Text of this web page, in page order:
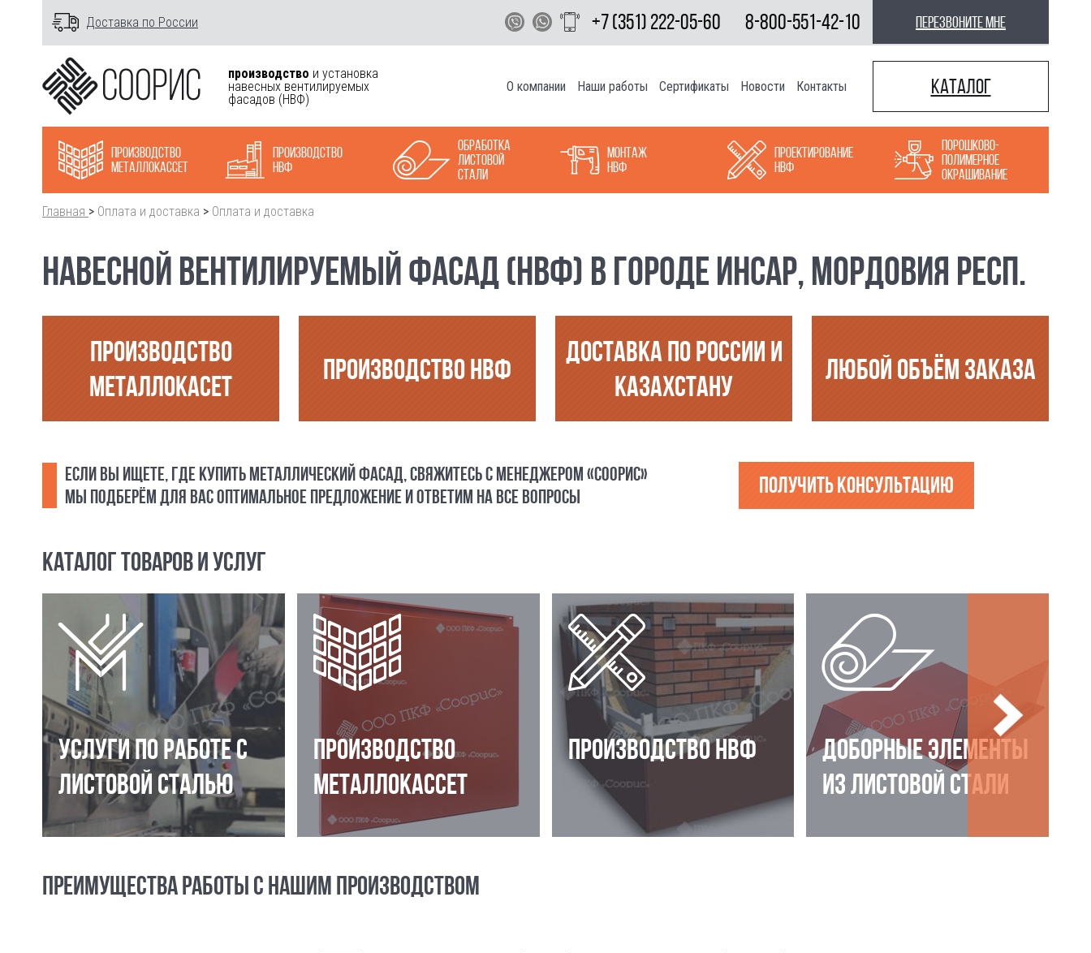
Доставка по России +7 (351) 222-05-60 8-800-551-42-10 перезвоните мне
производство и установка
навесных вентилируемых
фасадов (НВФ)
О компании Наши работы Сертификаты Новости Контакты Каталог
Производство
металлокасcет
Производство
НВФ
Обработка
листовой
стали
Монтаж
НВФ
Проектирование
НВФ
Порошково-
полимерное
окрашивание
Главная > Оплата и доставка > Оплата и доставка
НАВЕСНОЙ ВЕНТИЛИРУЕМЫЙ ФАСАД (НВФ) В ГОРОДЕ ИНСАР, МОРДОВИЯ РЕСП.
ПРОИЗВОДСТВО
МЕТАЛЛОКАСЕТ
ПРОИЗВОДСТВО НВФ
ДОСТАВКА ПО РОССИИ И
КАЗАХСТАНУ
ЛЮБОЙ ОБЪЁМ ЗАКАЗА
ЕСЛИ ВЫ ИЩЕТЕ, ГДЕ КУПИТЬ МЕТАЛЛИЧЕСКИЙ ФАСАД, СВЯЖИТЕСЬ С МЕНЕДЖЕРОМ «СООРИС»
МЫ ПОДБЕРЁМ ДЛЯ ВАС ОПТИМАЛЬНОЕ ПРЕДЛОЖЕНИЕ И ОТВЕТИМ НА ВСЕ ВОПРОСЫ
Получить консультацию
КАТАЛОГ ТОВАРОВ И УСЛУГ
УСЛУГИ ПО РАБОТЕ С
ЛИСТОВОЙ СТАЛЬЮ
ПРОИЗВОДСТВО
МЕТАЛЛОКАССЕТ
ПРОИЗВОДСТВО НВФ
ДОБОРНЫЕ ЭЛЕМЕНТЫ
ИЗ ЛИСТОВОЙ СТАЛИ
ПРЕИМУЩЕСТВА РАБОТЫ С НАШИМ ПРОИЗВОДСТВОМ